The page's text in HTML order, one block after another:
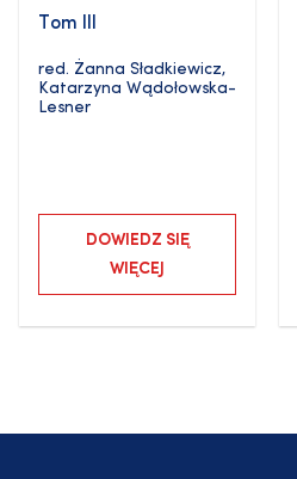
Tom III
red. Żanna Sładkiewicz,
Katarzyna Wądołowska-
Lesner
DOWIEDZ SIĘ
WIĘCEJ